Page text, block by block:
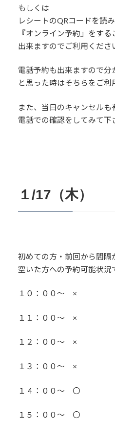
もしくは
レシートのQRコードを読
『オンライン予約』をする
出来ますのでご利用くださ
電話予約も出来ますので分
と思った時はそちらをご利
また、当日のキャンセルも
電話での確認をしてみて下
１/17（木）
初めての方・前回から間隔
空いた方への予約可能状況
１０：００～ ×
１１：００～ ×
１２：００～ ×
１３：００～ ×
１４：００～ 〇
１５：００～ 〇